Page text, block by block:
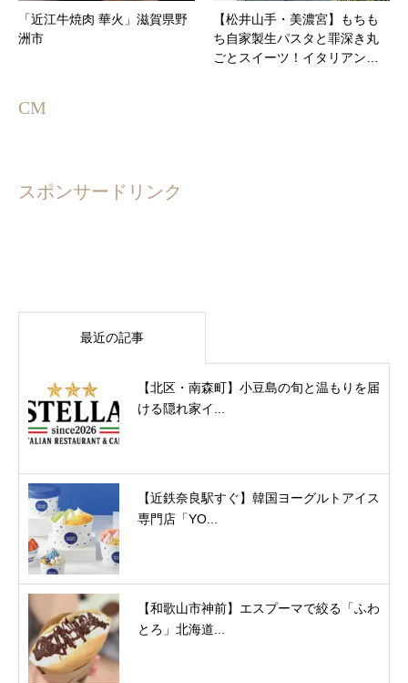
「近江牛焼肉 華火」滋賀県野
洲市
【松井山手・美濃宮】もちも
ち自家製生パスタと罪深き丸
ごとスイーツ！イタリアン…
CM
スポンサードリンク
最近の記事
【北区・南森町】小豆島の旬と温もりを届
ける隠れ家イ...
【近鉄奈良駅すぐ】韓国ヨーグルトアイス
専門店「YO...
【和歌山市神前】エスプーマで絞る「ふわ
とろ」北海道...